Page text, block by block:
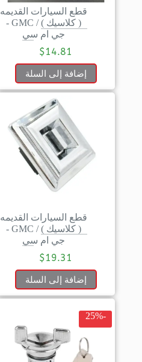
قطع السيارات القديمه
( كلاسيك )/
GMC -
جي ام سي
$14.81
إضافة إلى السلة
قطع السيارات القديمه
( كلاسيك )/
GMC -
جي ام سي
$19.31
إضافة إلى السلة
-25%